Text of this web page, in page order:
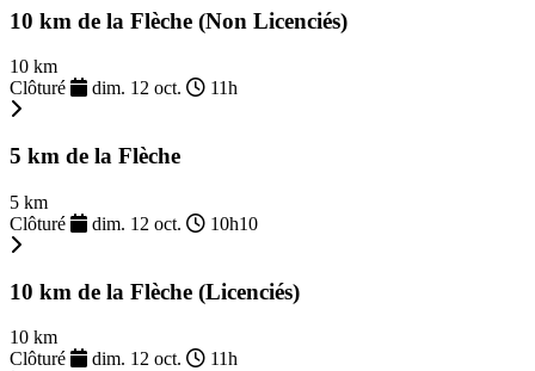
10 km de la Flèche (Non Licenciés)
10 km
Clôturé
dim. 12 oct. 11h
5 km de la Flèche
5 km
Clôturé
dim. 12 oct. 10h10
10 km de la Flèche (Licenciés)
10 km
Clôturé
dim. 12 oct. 11h